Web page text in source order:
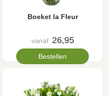
Boeket la Fleur
vanaf 26,95
Bestellen